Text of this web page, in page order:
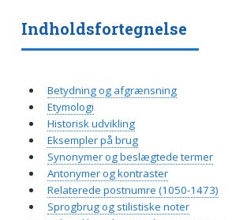
Indholdsfortegnelse
Betydning og afgrænsning
Etymologi
Historisk udvikling
Eksempler på brug
Synonymer og beslægtede termer
Antonymer og kontraster
Relaterede postnumre (1050-1473)
Sprogbrug og stilistiske noter